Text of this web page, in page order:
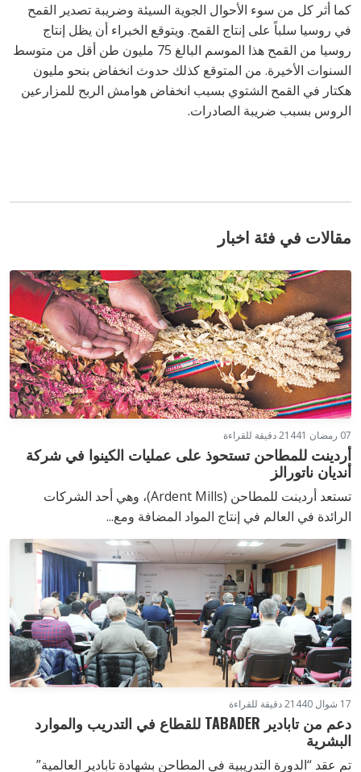
كما أثر كل من سوء الأحوال الجوية السيئة وضريبة تصدير القمح
في روسيا سلباً على إنتاج القمح. ويتوقع الخبراء أن يظل إنتاج
روسيا من القمح هذا الموسم البالغ 75 مليون طن أقل من متوسط
السنوات الأخيرة. من المتوقع كذلك حدوث انخفاض بنحو مليون
هكتار في القمح الشتوي بسبب انخفاض هوامش الربح للمزارعين
الروس بسبب ضريبة الصادرات.
مقالات في فئة اخبار
07 رمضان 1441 2 دقيقة للقراءة
أردينت للمطاحن تستحوذ على عمليات الكينوا في شركة
أنديان ناتورالز
تستعد أردينت للمطاحن (Ardent Mills)، وهي أحد الشركات
الرائدة في العالم في إنتاج المواد المضافة ومع...
17 شوال 1440 2 دقيقة للقراءة
دعم من تابادير TABADER للقطاع في التدريب والموارد
البشرية
تم عقد “الدورة التدريبية في المطاحن بشهادة تابادير العالمية”